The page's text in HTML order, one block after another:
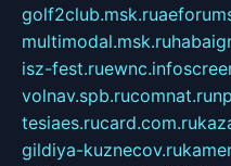
golf2club.msk.ru
multimodal.msk.ru
isz-fest.ruewnc.info
volnav.spb.rucomnat.ru
tesiaes.rucard.com.ru
gildiya-kuznecov.ru